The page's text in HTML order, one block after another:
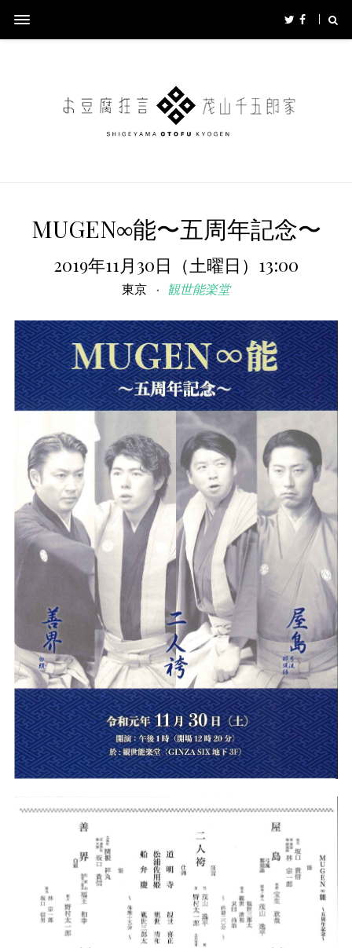
MUGEN∞能〜五周年記念〜
2019年11月30日（土曜日）13:00
東京 観世能楽堂